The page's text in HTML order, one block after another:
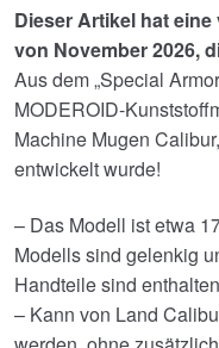
Dieser Artikel hat
von November 2026,
Aus dem „Special
MODEROID-
Machine Mugen
entwickelt wurde!
– Das Modell ist etwa
Modells sind gelenkig
Handteile sind
– Kann von Land